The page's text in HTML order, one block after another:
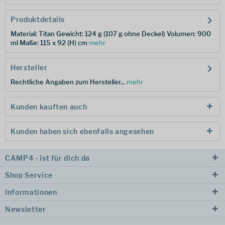
Produktdetails
Material: Titan Gewicht: 124 g (107 g ohne Deckel) Volumen: 900
ml Maße: 115 x 92 (H) cm mehr
Hersteller
Rechtliche Angaben zum Hersteller... mehr
Kunden kauften auch
Kunden haben sich ebenfalls angesehen
CAMP4 - ist für dich da
Shop Service
Informationen
Newsletter